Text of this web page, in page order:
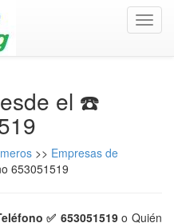
el ☎️
>> Empresas de
653051519
✅ 653051519o Quién